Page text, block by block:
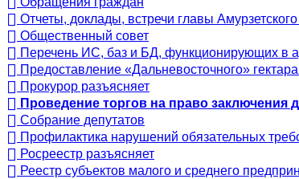
Отчеты, доклады, встречи главы
Общественный совет
Перечень ИС, баз и БД, функционирующих в
Предоставление «Дальневосточного»
Прокурор разъясняет
Проведение торгов на право заключения
Собрание депутатов
Профилактика нарушений обязательных
Росреестр разъясняет
Реестр субъектов малого и среднего